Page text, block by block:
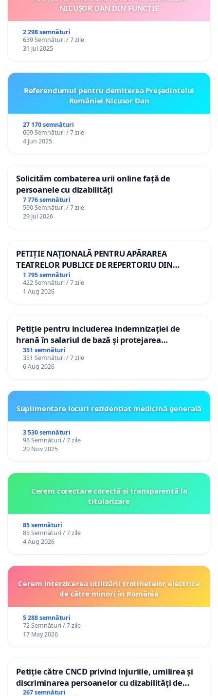
NICUȘOR DAN DIN FUNCȚIE
2 298 semnături
639 Semnături / 7 zile
31 Jul 2025
Referendumul pentru demiterea Preşedintelui
României Nicusor Dan
27 170 semnături
609 Semnături / 7 zile
4 Jun 2025
Solicităm combaterea urii online față de
persoanele cu dizabilități
7 776 semnături
590 Semnături / 7 zile
29 Jul 2026
PETIȚIE NAȚIONALĂ PENTRU APĂRAREA
TEATRELOR PUBLICE DE REPERTORIU DIN
ROMÂNIA
1 795 semnături
422 Semnături / 7 zile
1 Aug 2026
Petiție pentru includerea indemnizației de
hrană în salariul de bază și protejarea
gradațiilor de vechime pentru asistenții
personali
351 semnături
351 Semnături / 7 zile
6 Aug 2026
Suplimentare locuri rezidențiat medicină generală
3 530 semnături
96 Semnături / 7 zile
20 Nov 2025
Cerem corectare corectă și transparentă la
titularizare
85 semnături
85 Semnături / 7 zile
4 Aug 2026
Cerem interzicerea utilizării trotinetelor electrice
de către minori în România
5 288 semnături
72 Semnături / 7 zile
17 May 2026
Petiție către CNCD privind injuriile, umilirea și
discriminarea persoanelor cu dizabilități de
către utilizatorul TikTok „Gorici”
267 semnături